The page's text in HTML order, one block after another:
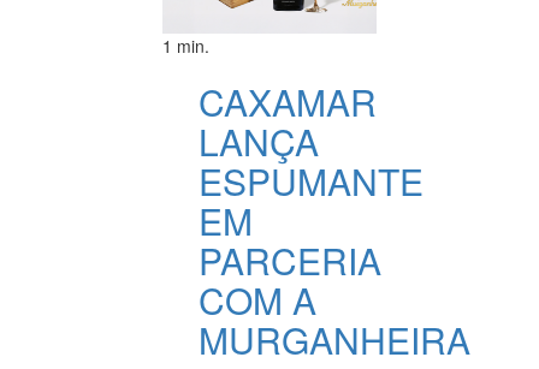
1 min.
CAXAMAR
LANÇA
ESPUMANTE
EM
PARCERIA
COM A
MURGANHEIRA